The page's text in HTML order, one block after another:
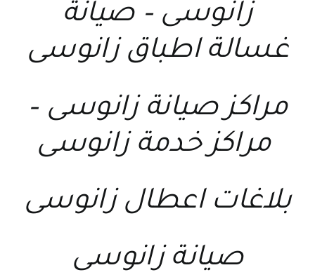
زانوسى – صيانة
غسالة اطباق زانوسى
مراكز صيانة زانوسى –
مراكز خدمة زانوسى
بلاغات اعطال زانوسى
صيانة زانوسى